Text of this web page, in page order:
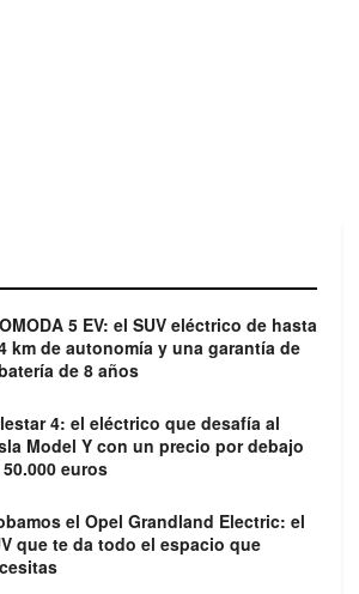
5 EV: el SUV eléctrico de hasta
km de autonomía y una garantía de
de 8 años
4: el eléctrico que desafía al
Model Y con un precio por debajo
euros
el Opel Grandland Electric: el
que te da todo el espacio que